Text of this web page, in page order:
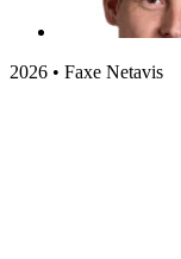
2026 • Faxe Netavis